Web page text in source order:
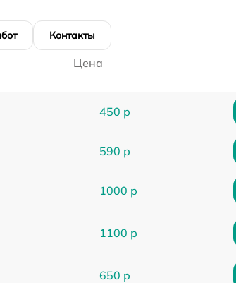
Контакты
Цена
450 р
590 р
1000 р
1100 р
650 р